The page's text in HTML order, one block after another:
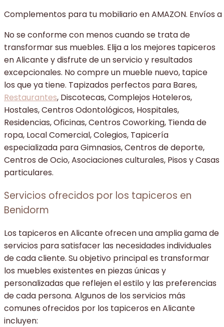
Complementos para tu mobiliario en AMAZON. Envíos
No se conforme con menos cuando se trata de
transformar sus muebles. Elija a los mejores tapiceros
en Alicante y disfrute de un servicio y resultados
excepcionales. No compre un mueble nuevo, tapice
los que ya tiene. Tapizados perfectos para Bares,
Restaurantes, Discotecas, Complejos Hoteleros,
Hostales, Centros Odontológicos, Hospitales,
Residencias, Oficinas, Centros Coworking, Tienda de
ropa, Local Comercial, Colegios, Tapicería
especializada para Gimnasios, Centros de deporte,
Centros de Ocio, Asociaciones culturales, Pisos y Casas
particulares.
Servicios ofrecidos por los tapiceros en
Benidorm
Los tapiceros en Alicante ofrecen una amplia gama de
servicios para satisfacer las necesidades individuales
de cada cliente. Su objetivo principal es transformar
los muebles existentes en piezas únicas y
personalizadas que reflejen el estilo y las preferencias
de cada persona. Algunos de los servicios más
comunes ofrecidos por los tapiceros en Alicante
incluyen: